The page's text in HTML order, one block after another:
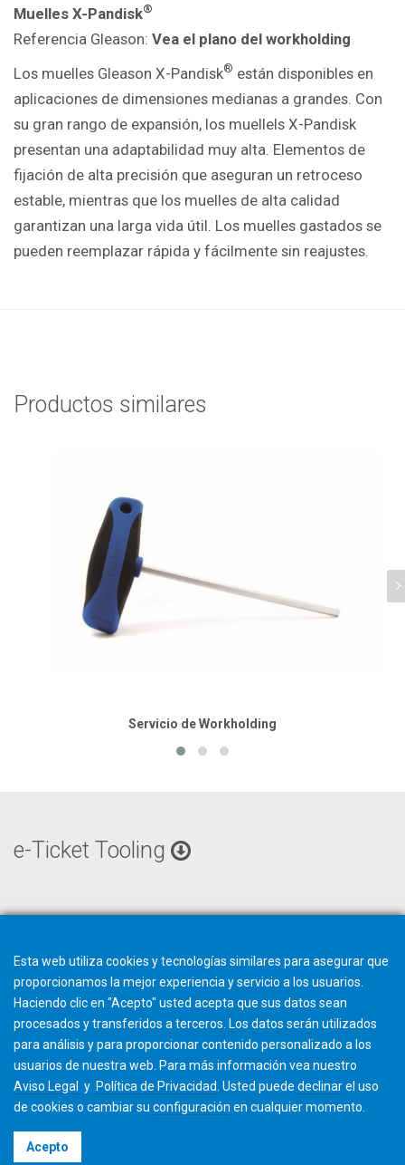
Muelles X-Pandisk®
Referencia Gleason: Vea el plano del workholding
Los muelles Gleason X-Pandisk® están disponibles en
aplicaciones de dimensiones medianas a grandes. Con
su gran rango de expansión, los muellels X-Pandisk
presentan una adaptabilidad muy alta. Elementos de
fijación de alta precisión que aseguran un retroceso
estable, mientras que los muelles de alta calidad
garantizan una larga vida útil. Los muelles gastados se
pueden reemplazar rápida y fácilmente sin reajustes.
Productos similares
Servicio de Workholding
e-Ticket Tooling
Términos y Condiciones
Esta web utiliza cookies y tecnologías similares para asegurar que
proporcionamos la mejor experiencia y servicio a los usuarios.
Haciendo clic en "Acepto" usted acepta que sus datos sean
procesados y transferidos a terceros. Los datos serán utilizados
para análisis y para proporcionar contenido personalizado a los
usuarios de nuestra web. Para más información vea nuestro
Aviso Legal
y Política de Privacidad . Usted puede declinarel uso
de cookies o cambiar su configuración en cualquier momento.
Acepto